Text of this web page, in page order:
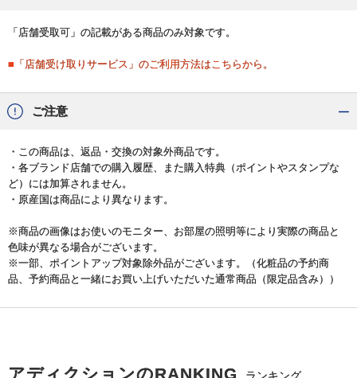
「店舗受取可」の記載がある商品のみ対象です。
■「店舗受け取りサービス」のご利用方法はこちらから。
ご注意
・この商品は、返品・交換の対象外商品です。
・各ブランド店舗での購入履歴、また購入特典（ポイントやスタンプな
ど）には加算されません。
・原産国は商品により異なります。
※商品の画像はお使いのモニター、お部屋の照明等により実際の商品と
色味が異なる場合がございます。
※一部、ポイントアップ対象除外品がございます。（化粧品の予約商
品、予約商品と一緒にお買い上げいただいた通常商品（限定品含み））
アディクションのRANKING